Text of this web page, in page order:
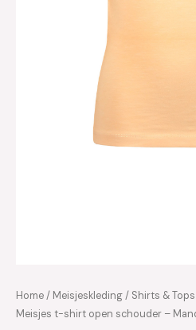
Home/ Meisjeskleding/ Shirts & Tops
Meisjes t-shirt open schouder –